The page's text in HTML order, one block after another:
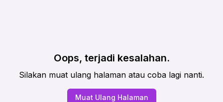
Oops, terjadi kesalahan.
Silakan muat ulang halaman atau coba lagi nanti.
Muat Ulang Halaman